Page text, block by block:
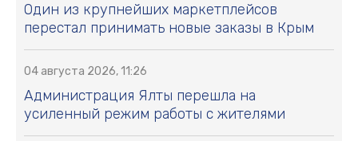
Один из крупнейших маркетплейсов
перестал принимать новые заказы в Крым
04 августа 2026, 11:26
Администрация Ялты перешла на
усиленный режим работы с жителями